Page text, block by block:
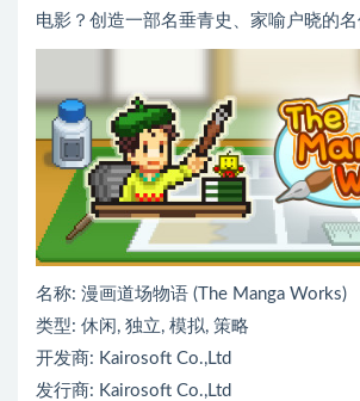
电影？创造一部名垂青史、家喻户晓的名
名称: 漫画道场物语 (The Manga Works)
类型: 休闲, 独立, 模拟, 策略
开发商: Kairosoft Co.,Ltd
发行商: Kairosoft Co.,Ltd